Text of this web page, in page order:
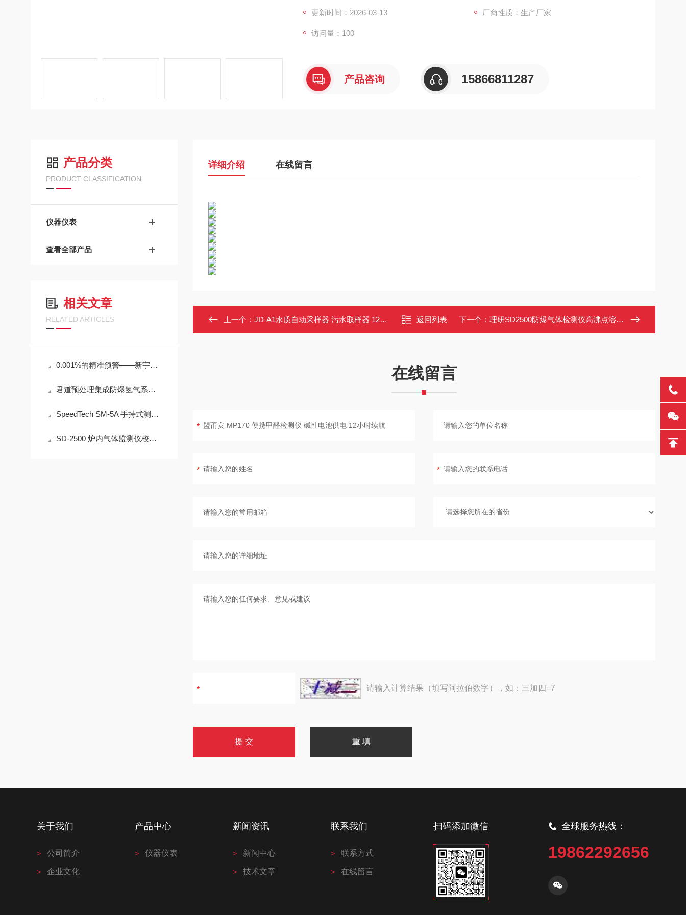
更新时间：2026-03-13 厂商性质：生产厂家
访问量：100
产品咨询 15866811287
产品分类
PRODUCT CLASSIFICATION
仪器仪表
查看全部产品
相关文章
RELATED ARTICLES
0.001%的精准预警——新宇宙COSMOS铁粉浓度计SDM-72守护齿轮箱健康
君道预处理集成防爆氢气系统JD-2030技术说明
SpeedTech SM-5A 手持式测深仪声学测量原理与性能分析
SD-2500 炉内气体监测仪校准方法详解
详细介绍 在线留言
上一个： JD-A1水质自动采样器 污水取样器 12瓶冷藏采样 内置电池 野外作业 返回列表 下一个： 理研SD2500防爆气体检测仪高沸点溶剂环境
在线留言
请输入计算结果（填写阿拉伯数字），如：三加四=7
关于我们
公司简介
企业文化
产品中心
仪器仪表
新闻资讯
新闻中心
技术文章
联系我们
联系方式
在线留言
扫码添加微信 全球服务热线：
19862292656